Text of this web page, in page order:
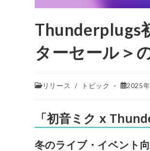
Thunderplugs
ターセール＞
リリース / トピック 2025
「初音ミク x
冬のライブ・イベント